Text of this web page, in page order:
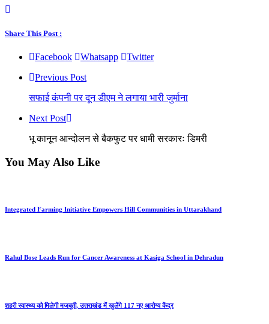
Share This Post :
Facebook Whatsapp
Twitter
Previous Post
सफाई कंपनी पर दून डीएम ने लगाया भारी जुर्माना
Next Post
भू कानून आन्दोलन से बैकफुट पर धामी सरकारः डिमरी
You May Also Like
Integrated Farming Initiative Empowers Hill Communities in Uttarakhand
Rahul Bose Leads Run for Cancer Awareness at Kasiga School in Dehradun
शहरी स्वास्थ्य को मिलेगी मजबूती, उत्तराखंड में खुलेंगे 117 नए आरोग्य केंद्र